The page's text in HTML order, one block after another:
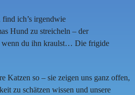
find ich’s irgendwie
Hund zu streicheln – der
wenn du ihn kraulst… Die frigide
Katzen so – sie zeigen uns ganz offen,
zu schätzen wissen und unsere